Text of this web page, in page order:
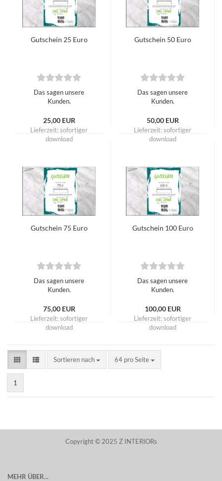
Gutschein 25 Euro
Das sagen unsere
Kunden.
25,00 EUR
Lieferzeit: sofortiger
download
Gutschein 50 Euro
Das sagen unsere
Kunden.
50,00 EUR
Lieferzeit: sofortiger
download
Gutschein 75 Euro
Das sagen unsere
Kunden.
75,00 EUR
Lieferzeit: sofortiger
download
Gutschein 100 Euro
Das sagen unsere
Kunden.
100,00 EUR
Lieferzeit: sofortiger
download
Sortieren nach
Sortieren nach 64 pro Seite
pro Seite
1
Copyright © 2025 Z INTERIORs
MEHR ÜBER...